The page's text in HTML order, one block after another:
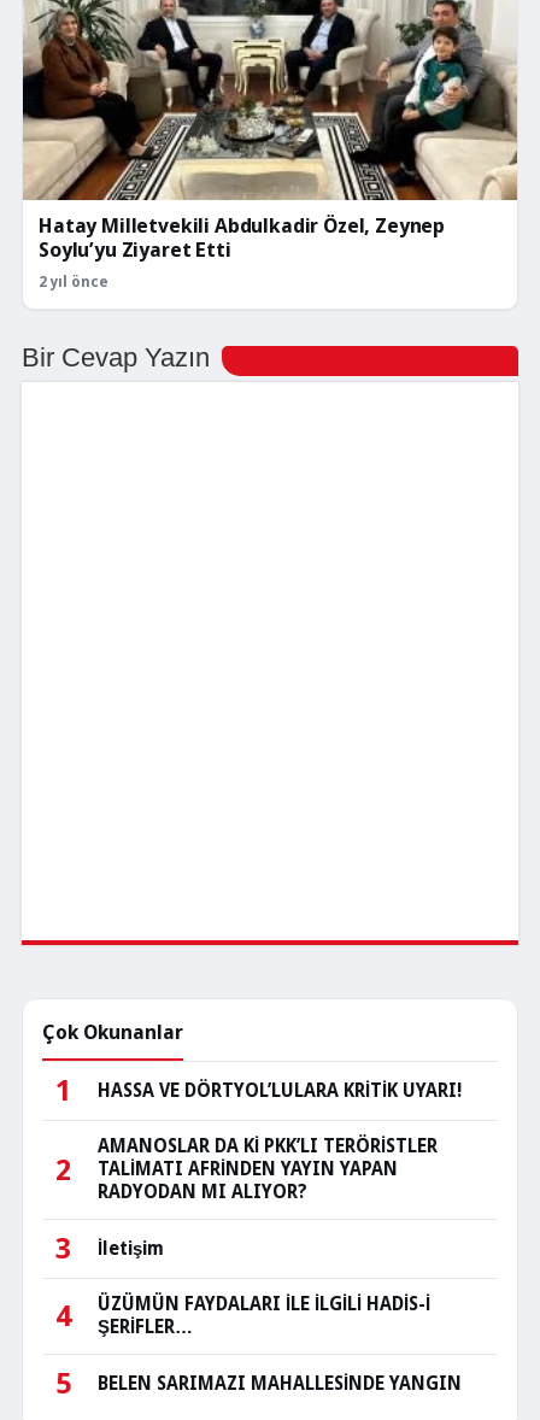
Hatay Milletvekili Abdulkadir Özel, Zeynep
Soylu’yu Ziyaret Etti
2 yıl önce
Bir Cevap Yazın
Çok Okunanlar
1 HASSA VE DÖRTYOL’LULARA KRİTİK UYARI!
2
AMANOSLAR DA Kİ PKK’LI TERÖRİSTLER
TALİMATI AFRİNDEN YAYIN YAPAN
RADYODAN MI ALIYOR?
3 İletişim
4
ÜZÜMÜN FAYDALARI İLE İLGİLİ HADİS-İ
ŞERİFLER…
5 BELEN SARIMAZI MAHALLESİNDE YANGIN